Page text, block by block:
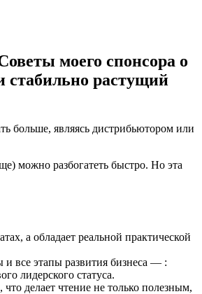
моего спонсора о
растущий
больше, являясь дистрибьютором или
можно разбогатеть быстро. Но эта
а обладает реальной практической
и все этапы развития бизнеса — :
лидерского статуса.
делает чтение не только полезным,